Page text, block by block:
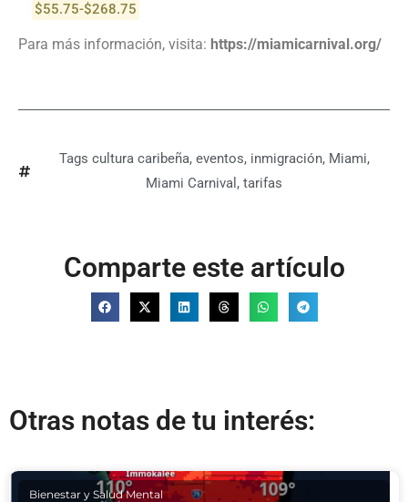
$55.75-$268.75
Para más información, visita: https://miamicarnival.org/
Tags cultura caribeña, eventos, inmigración, Miami,
Miami Carnival , tarifas
Comparte este artículo
Otras notas de tu interés:
Bienestar y Salud Mental